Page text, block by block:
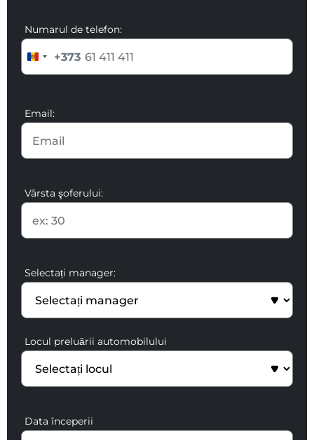
Numarul de telefon:
+373
Email:
Vârsta şoferului:
Selectați manager:
Locul preluării automobilului
Data începerii